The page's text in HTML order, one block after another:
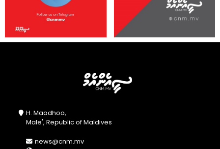
H. Maadhoo,
Male', Republic of Maldives
news@cnm.mv